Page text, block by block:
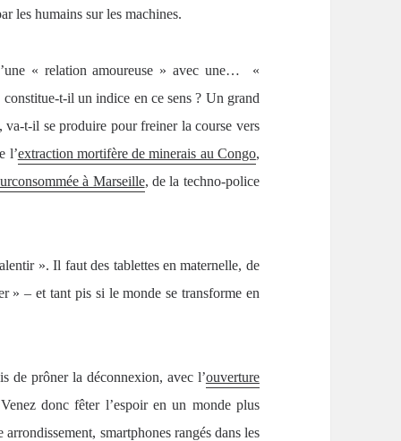
les humains sur les machines.
« relation amoureuse » avec une… «
t-il un indice en ce sens ? Un grand
va-t-il se produire pour freiner la course vers
l’extraction mortifère de minerais au Congo,
à Marseille, de la techno-police
». Il faut des tablettes en maternelle, de
» – et tant pis si le monde se transforme en
de prôner la déconnexion, avec l’ouverture
donc fêter l’espoir en un monde plus
smartphones rangés dans les